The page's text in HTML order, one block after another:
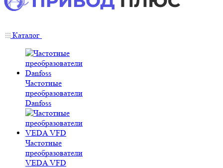
Каталог
Частотные
преобразователи
Danfoss
Частотные
преобразователи
VEDA VFD